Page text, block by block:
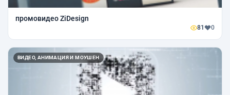
промовидео ZiDesign
81 0
ВИДЕО, АНИМАЦИЯ И МОУШЕН